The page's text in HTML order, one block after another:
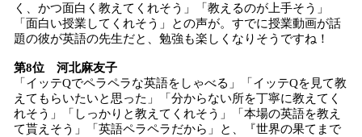
く、かつ面白く教えてくれそう」「教えるのが上手そう」
「面白い授業してくれそう」との声が。すでに授業動画が話
題の彼が英語の先生だと、勉強も楽しくなりそうですね！
第8位 河北麻友子
「イッテQでペラペラな英語をしゃべる」「イッテQを見て教
えてもらいたいと思った」「分からない所を丁寧に教えてく
れそう」「しっかりと教えてくれそう」「本場の英語を教え
て貰えそう」「英語ペラペラだから」と、『世界の果てまで